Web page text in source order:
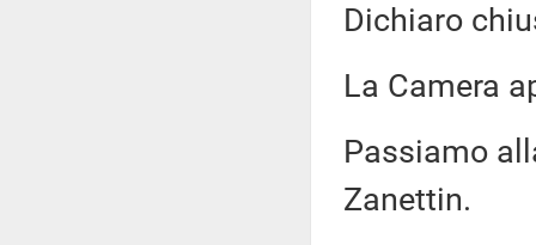
Dichiaro
La Camera
Passiamo
Zanettin.